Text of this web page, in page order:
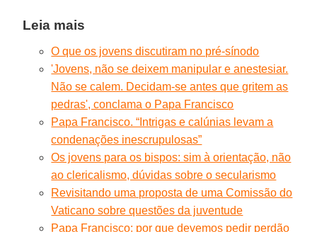
Leia mais
O que os jovens discutiram no pré-sínodo
'Jovens, não se deixem manipular e anestesiar.
Não se calem. Decidam-se antes que gritem as
pedras', conclama o Papa Francisco
Papa Francisco. “Intrigas e calúnias levam a
condenações inescrupulosas”
Os jovens para os bispos: sim à orientação, não
ao clericalismo, dúvidas sobre o secularismo
Revisitando uma proposta de uma Comissão do
Vaticano sobre questões da juventude
Papa Francisco: por que devemos pedir perdão